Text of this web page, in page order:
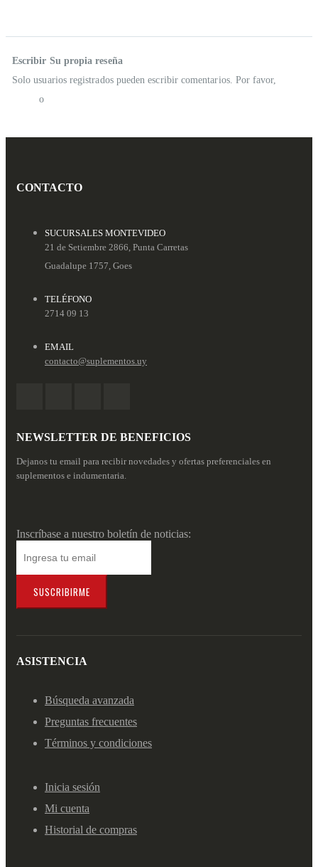
Escribir Su propia reseña
Solo usuarios registrados pueden escribir comentarios. Por favor,
o
CONTACTO
SUCURSALES MONTEVIDEO
21 de Setiembre 2866, Punta Carretas
Guadalupe 1757, Goes
TELÉFONO
2714 09 13
EMAIL
contacto@suplementos.uy
NEWSLETTER DE BENEFICIOS
Dejanos tu email para recibir novedades y ofertas preferenciales en
suplementos e indumentaria.
Inscríbase a nuestro boletín de noticias:
SUSCRIBIRME
ASISTENCIA
Búsqueda avanzada
Preguntas frecuentes
Términos y condiciones
Inicia sesión
Mi cuenta
Historial de compras